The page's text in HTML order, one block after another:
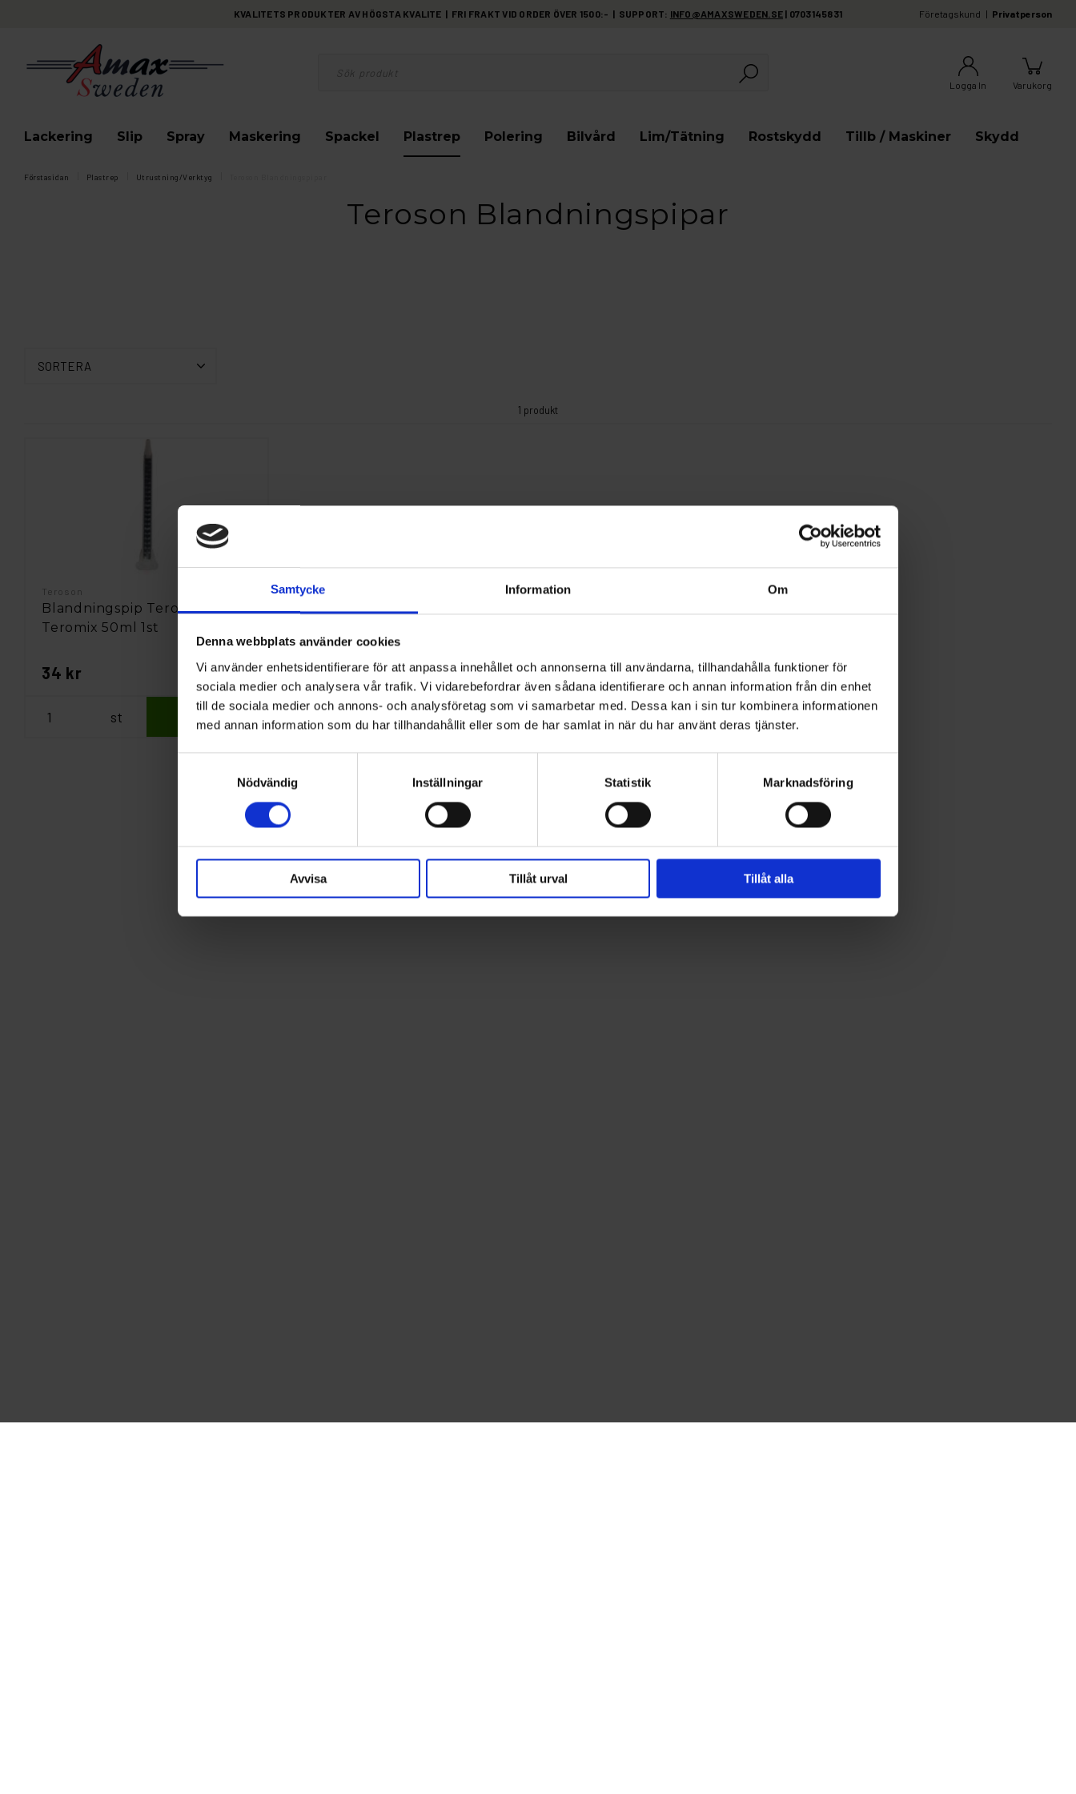
Samtycke Information Om
Denna webbplats använder cookies
Vi använder enhetsidentifierare för att anpassa innehållet och annonserna till användarna, tillhandahålla funktioner för
sociala medier och analysera vår trafik. Vi vidarebefordrar även sådana identifierare och annan information från din enhet
till de sociala medier och annons- och analysföretag som vi samarbetar med. Dessa kan i sin tur kombinera informationen
med annan information som du har tillhandahållit eller som de har samlat in när du har använt deras tjänster.
Nödvändig
Inställningar Statistik Marknadsföring
Avvisa Tillåt urval Tillåt alla
Företagskund Privatperson
KVALITETS PRODUKTER AV HÖGSTA KVALITE | FRI FRAKT VID ORDER ÖVER 1500:- | SUPPORT: INFO@AMAXSWEDEN.SE | 0703145831
Varukorg
Logga In
Lackering Slip Spray Maskering Spackel Plastrep Polering Bilvård Lim/Tätning Rostskydd Tillb / Maskiner Skydd
Förstasidan Plastrep Utrustning/Verktyg
Teroson Blandningspipar
SORTERA
1 produkt
Teroson
Blandningspip Teroson
Teromix 50ml 1st
34 kr
st Köp